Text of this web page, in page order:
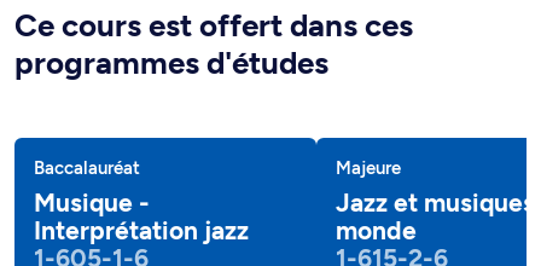
Ce cours est offert dans ces
programmes d'études
Baccalauréat
Musique -
Interprétation jazz
1-605-1-6
Majeure
Jazz et
monde
1-615-2-6